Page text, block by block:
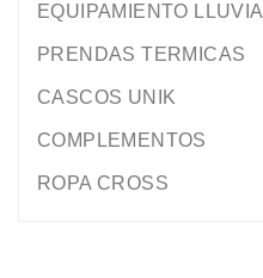
EQUIPAMIENTO LLUVIA
PRENDAS TERMICAS
CASCOS UNIK
COMPLEMENTOS
ROPA CROSS